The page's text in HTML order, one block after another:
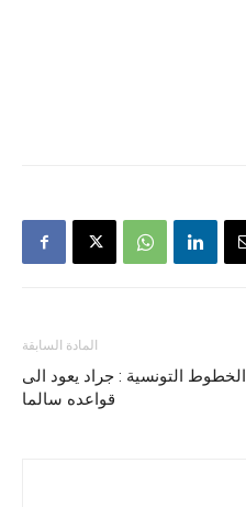
المادة السابقة
الخطوط التونسية : جراد يعود الى
قواعده سالما